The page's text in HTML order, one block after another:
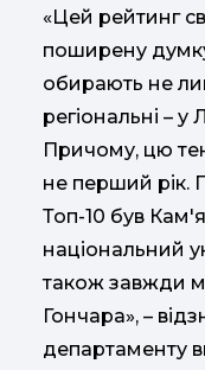
«Цей рейтинг
поширену
обирають не
регіональні – у
Причому, цю
не перший рік.
Топ-10 був
національний
також завжди
Гончара», –
департаменту